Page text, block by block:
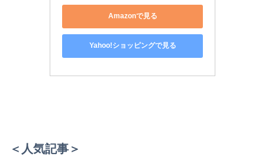
Amazonで見る
Yahoo!ショッピングで見る
＜人気記事＞